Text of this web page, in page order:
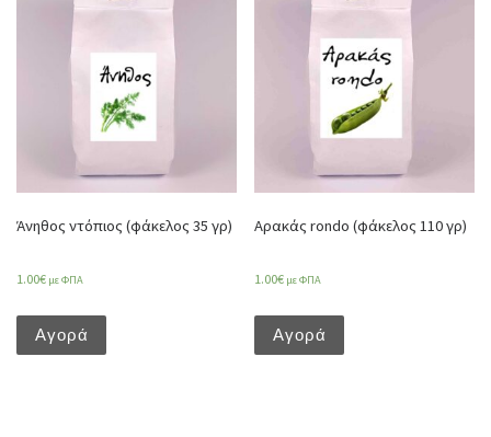
Άνηθος ντόπιος (φάκελος 35 γρ)
1.00€ με ΦΠΑ
Αγορά
Αρακάς rondo (φάκελος 110 γρ)
1.00€ με ΦΠΑ
Αγορά